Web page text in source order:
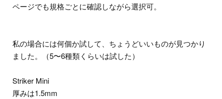
ページでも規格ごとに確認しながら選択可。
私の場合には何個か試して、ちょうどいいものが見つかり
ました。（5〜6種類くらいは試した）
Striker Mini
厚みは1.5mm